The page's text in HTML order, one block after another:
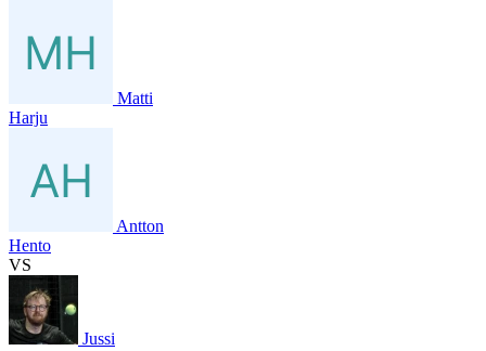
Matti
Harju
Antton
Hento
VS
Jussi